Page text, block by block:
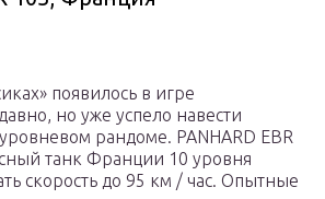
появилось в игре
но уже успело навести
рандоме. PANHARD EBR
танк Франции 10 уровня
скорость до 95 км / час. Опытные